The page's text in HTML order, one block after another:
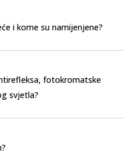
i kome su namijenjene?
fotokromatske
svjetla?